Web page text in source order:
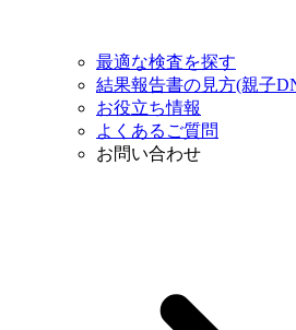
最適な検査を探す
結果報告書の見方(親子
お役立ち情報
よくあるご質問
お問い合わせ